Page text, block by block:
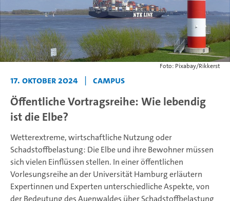
Foto: Pixabay/Rikkerst
17. Oktober 2024 | Campus
Öffentliche Vortragsreihe: Wie lebendig
ist die Elbe?
Wetterextreme, wirtschaftliche Nutzung oder
Schadstoffbelastung: Die Elbe und ihre Bewohner müssen
sich vielen Einflüssen stellen. In einer öffentlichen
Vorlesungsreihe an der Universität Hamburg erläutern
Expertinnen und Experten unterschiedliche Aspekte, von
der Bedeutung des Auenwaldes über Schadstoffbelastung